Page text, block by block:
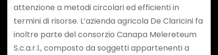
attenzione a metodi circolari ed efficienti in
termini di risorse. L’azienda agricola De Claricini fa
inoltre parte del consorzio Canapa Melereteum
S.c.a.r.l., composto da soggetti appartenenti a